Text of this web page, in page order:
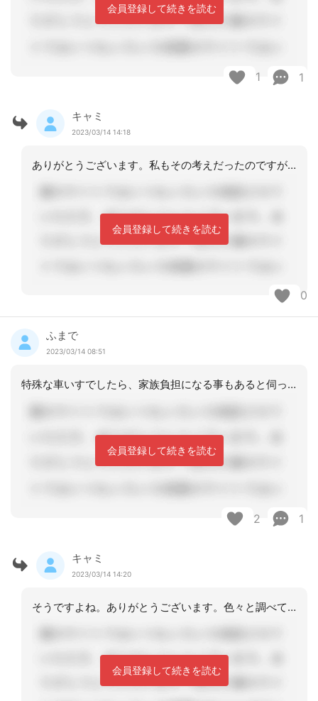
会員登録して続きを読む
1 1
キャミ
2023/03/14 14:18
ありがとうございます。私もその考えだったのですが…。板挟み状態です。
会員登録して続きを読む
0
ふまで
2023/03/14 08:51
特殊な車いすでしたら、家族負担になる事もあると伺った事がありますが、介護ベットま
会員登録して続きを読む
2 1
キャミ
2023/03/14 14:20
そうですよね。ありがとうございます。色々と調べてみます。
会員登録して続きを読む